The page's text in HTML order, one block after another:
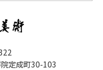
定成町30-103